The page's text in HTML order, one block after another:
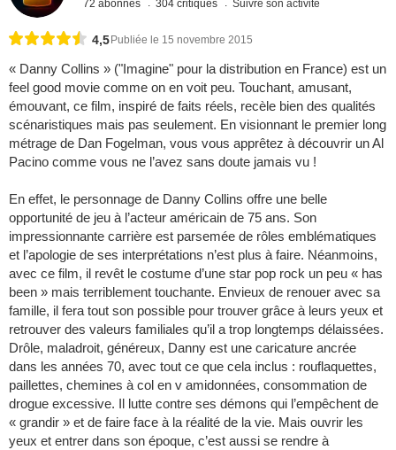
72 abonnés 304 critiques Suivre son activité
4,5 Publiée le 15 novembre 2015
« Danny Collins » ("Imagine" pour la distribution en France) est un
feel good movie comme on en voit peu. Touchant, amusant,
émouvant, ce film, inspiré de faits réels, recèle bien des qualités
scénaristiques mais pas seulement. En visionnant le premier long
métrage de Dan Fogelman, vous vous apprêtez à découvrir un Al
Pacino comme vous ne l’avez sans doute jamais vu !
En effet, le personnage de Danny Collins offre une belle
opportunité de jeu à l’acteur américain de 75 ans. Son
impressionnante carrière est parsemée de rôles emblématiques
et l’apologie de ses interprétations n’est plus à faire. Néanmoins,
avec ce film, il revêt le costume d’une star pop rock un peu « has
been » mais terriblement touchante. Envieux de renouer avec sa
famille, il fera tout son possible pour trouver grâce à leurs yeux et
retrouver des valeurs familiales qu’il a trop longtemps délaissées.
Drôle, maladroit, généreux, Danny est une caricature ancrée
dans les années 70, avec tout ce que cela inclus : rouflaquettes,
paillettes, chemines à col en v amidonnées, consommation de
drogue excessive. Il lutte contre ses démons qui l’empêchent de
« grandir » et de faire face à la réalité de la vie. Mais ouvrir les
yeux et entrer dans son époque, c’est aussi se rendre à